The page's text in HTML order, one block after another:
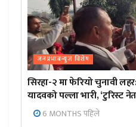
जनप्रभाबन्युज विशेष
सिरहा-२ मा फेरियो चुनावी
यादवको पल्ला भारी, ‘टुरिस्ट
6 MONTHS पहिले